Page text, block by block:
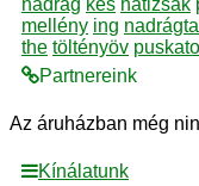
nadrag kés hátizsák
mellény ing
the töltényöv
Partnereink
Az áruházban még
Kínálatunk